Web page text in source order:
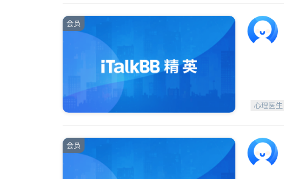
会员
心理医生
会员